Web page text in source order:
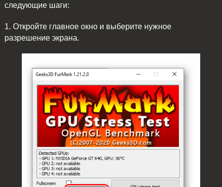
следующие шаги:
1. Откройте главное окно и выберите нужное
разрешение экрана.